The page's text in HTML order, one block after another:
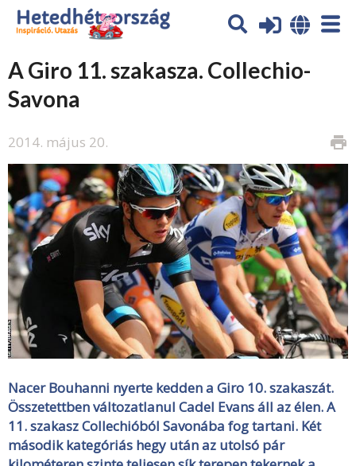
A Giro 11. szakasza. Collechio-
Savona
2014. május 20. print
Nacer Bouhanni nyerte kedden a Giro 10. szakaszát.
Összetettben változatlanul Cadel Evans áll az élen. A
11. szakasz Collechióból Savonába fog tartani. Két
második kategóriás hegy után az utolsó pár